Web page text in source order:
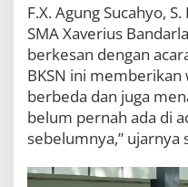
F.X. Agung Sucahyo,
SMA Xaverius
berkesan dengan
BKSN ini
berbeda dan juga
belum pernah ada di
sebelumnya,” ujarnya